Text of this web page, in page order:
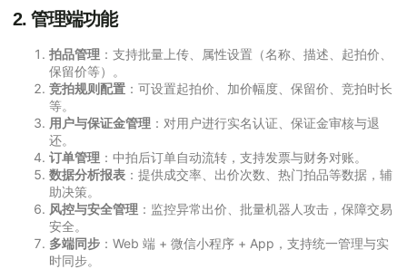
2. 管理端功能
拍品管理 ：支持批量上传、属性设置（名称、描述、起拍价、
保留价等）。
竞拍规则配置 ：可设置起拍价、加价幅度、保留价、竞拍时长
等。
用户与保证金管理 ：对用户进行实名认证、保证金审核与退
还。
订单管理 ：中拍后订单自动流转，支持发票与财务对账。
数据分析报表 ：提供成交率、出价次数、热门拍品等数据，辅
助决策。
风控与安全管理 ：监控异常出价、批量机器人攻击，保障交易
安全。
多端同步 ：Web 端 + 微信小程序 + App，支持统一管理与实
时同步。